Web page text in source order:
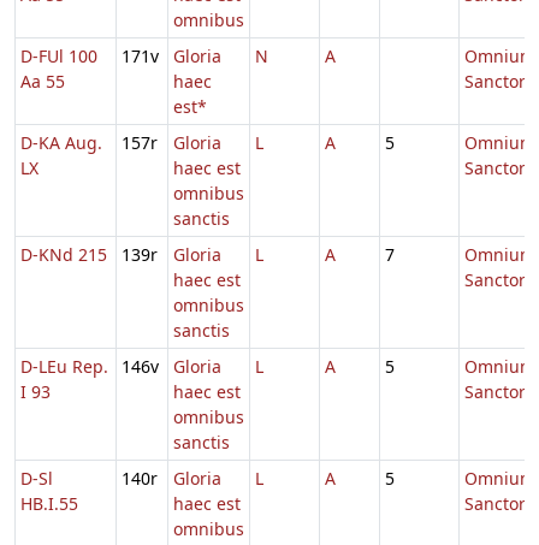
omnibus
D-FUl 100
Aa 55
171v
Gloria
haec
est*
N A
Omnium
D-KA Aug.
LX
157r
Gloria
haec est
omnibus
sanctis
L A 5
Omnium
D-KNd 215 139r
Gloria
haec est
omnibus
sanctis
L A 7
Omnium
D-LEu Rep.
I 93
146v
Gloria
haec est
omnibus
sanctis
L A 5
Omnium
D-Sl
HB.I.55
140r
Gloria
haec est
omnibus
L A 5
Omnium